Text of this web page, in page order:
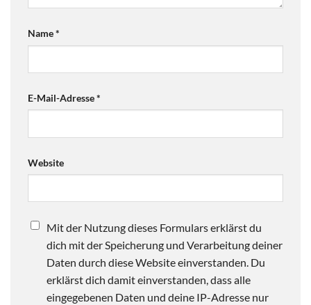
Name*
E-Mail-Adresse*
Website
Mit der Nutzung dieses Formulars erklärst du
dich mit der Speicherung und Verarbeitung deiner
Daten durch diese Website einverstanden. Du
erklärst dich damit einverstanden, dass alle
eingegebenen Daten und deine IP-Adresse nur